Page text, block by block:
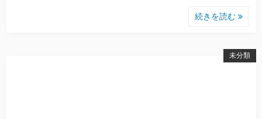
続きを読む
未分類